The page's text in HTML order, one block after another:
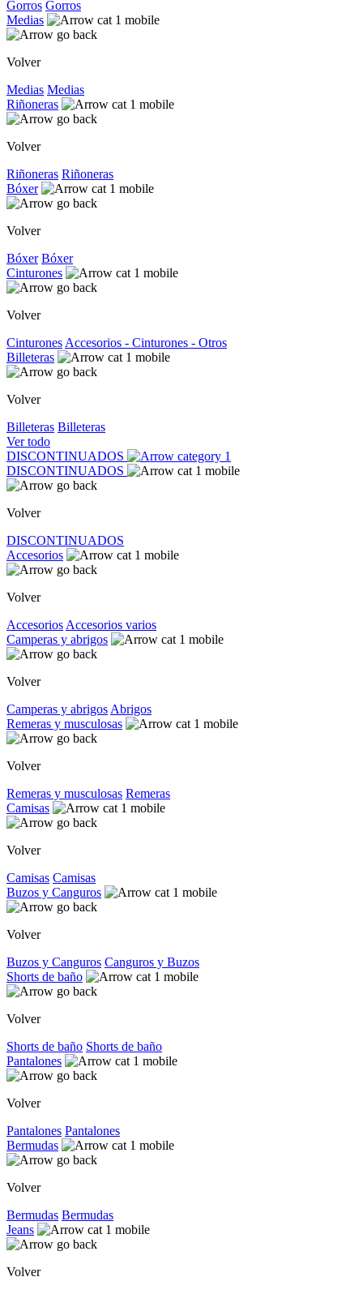
Gorros Gorros
Medias
Volver
Medias Medias
Riñoneras
Volver
Riñoneras Riñoneras
Bóxer
Volver
Bóxer Bóxer
Cinturones
Volver
Cinturones Accesorios - Cinturones - Otros
Billeteras
Volver
Billeteras Billeteras
Ver todo
DISCONTINUADOS
DISCONTINUADOS
Volver
DISCONTINUADOS
Accesorios
Volver
Accesorios Accesorios varios
Camperas y abrigos
Volver
Camperas y abrigos Abrigos
Remeras y musculosas
Volver
Remeras y musculosas Remeras
Camisas
Volver
Camisas Camisas
Buzos y Canguros
Volver
Buzos y Canguros Canguros y Buzos
Shorts de baño
Volver
Shorts de baño Shorts de baño
Pantalones
Volver
Pantalones Pantalones
Bermudas
Volver
Bermudas Bermudas
Jeans
Volver